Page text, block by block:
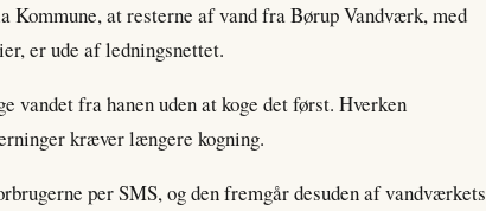
Kommune, at resterne af vand fra Børup Vandværk, med
er ude af ledningsnettet.
vandet fra hanen uden at koge det først. Hverken
kræver længere kogning.
per SMS, og den fremgår desuden af vandværkets